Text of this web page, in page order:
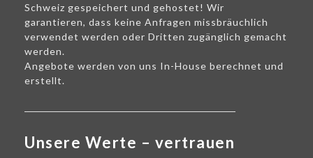
Schweiz gespeichert und gehostet! Wir
garantieren, dass keine Anfragen missbräuchlich
verwendet werden oder Dritten zugänglich gemacht
werden.
Angebote werden von uns In-House berechnet und
erstellt.
Unsere Werte – vertrauen